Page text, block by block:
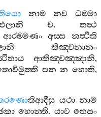
නාම නව
ධම‍්මා
ච.තත්‍ථ
ආරම‍්මණං අස‍්ස
නත්‍ථීති
කිඤ‍්චනානං
ආකිඤ‍්චඤ‍්ඤානි,
පන න හොති,
තිආදීසු යථා නාම
හොන‍්ති. යාව තෙසං